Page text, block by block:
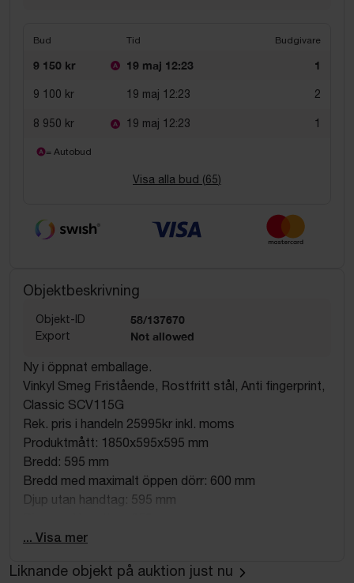
Bud Tid Budgivare
9 150 kr 19 maj 12:23 1
9 100 kr 19 maj 12:23 2
8 950 kr 19 maj 12:23 1
= Autobud
Visa alla bud (65)
Objektbeskrivning
Objekt-ID 58/137670
Export Not allowed
Ny i öppnat emballage.
Vinkyl Smeg Fristående, Rostfritt stål, Anti fingerprint,
Classic SCV115G
Rek. pris i handeln 25995kr inkl. moms
Produktmått: 1850x595x595 mm
Bredd: 595 mm
Bredd med maximalt öppen dörr: 600 mm
Djup utan handtag: 595 mm
Höjd med fötter: 1850 mm
Djup med dörr öppen 90°: 1177 mm
... Visa mer
Liknande objekt på auktion just nu